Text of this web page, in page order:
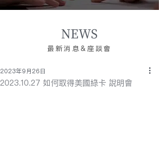
NEWS
​最新消息&座談會
2023.10.27 如何取得美國綠卡 說明會
2023年9月26日